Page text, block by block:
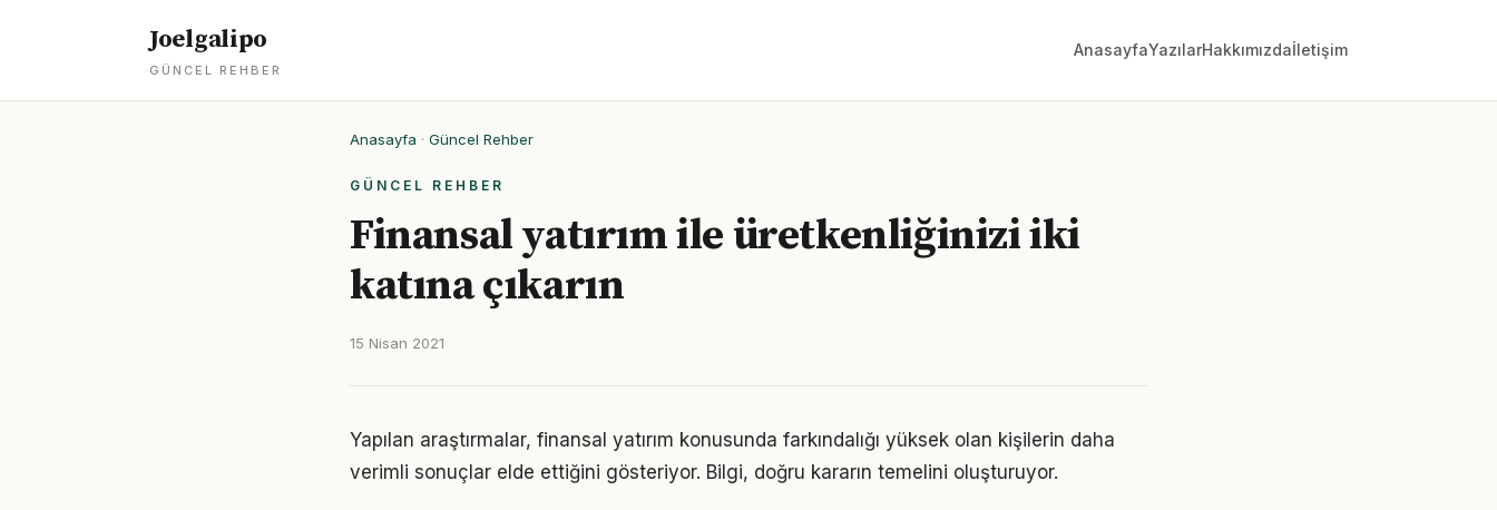
Joelgalipo
GÜNCEL REHBER
AnasayfaYazılarHakkımızdaİletişim
Anasayfa · Güncel Rehber
GÜNCEL REHBER
Finansal yatırım ile üretkenliğinizi iki
katına çıkarın
15 Nisan 2021
Yapılan araştırmalar, finansal yatırım konusunda farkındalığı yüksek olan kişilerin daha
verimli sonuçlar elde ettiğini gösteriyor. Bilgi, doğru kararın temelini oluşturuyor.